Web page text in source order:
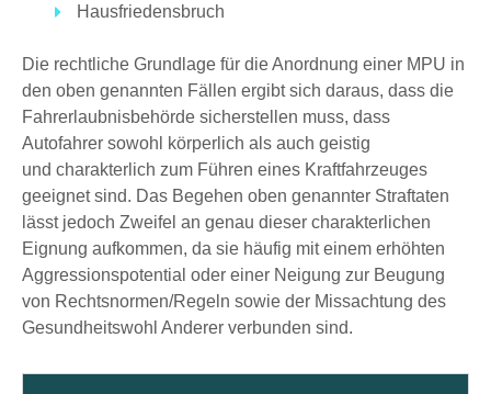
Hausfriedensbruch
Die rechtliche Grundlage für die Anordnung einer MPU in
den oben genannten Fällen ergibt sich daraus, dass die
Fahrerlaubnisbehörde sicherstellen muss, dass
Autofahrer sowohl körperlich als auch geistig
und charakterlich zum Führen eines Kraftfahrzeuges
geeignet sind. Das Begehen oben genannter Straftaten
lässt jedoch Zweifel an genau dieser charakterlichen
Eignung aufkommen, da sie häufig mit einem erhöhten
Aggressionspotential oder einer Neigung zur Beugung
von Rechtsnormen/Regeln sowie der Missachtung des
Gesundheitswohl Anderer verbunden sind.